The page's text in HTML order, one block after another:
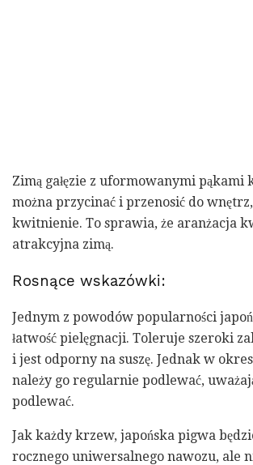
Zimą gałęzie z uformowanymi
można przycinać i przenosić do
kwitnienie. To sprawia, że ​​aranżacja
atrakcyjna zimą.
Rosnące wskazówki:
Jednym z powodów popularności
łatwość pielęgnacji. Toleruje szeroki
i jest odporny na suszę. Jednak w
należy go regularnie podlewać,
podlewać.
Jak każdy krzew, japońska pigwa
rocznego uniwersalnego nawozu, ale